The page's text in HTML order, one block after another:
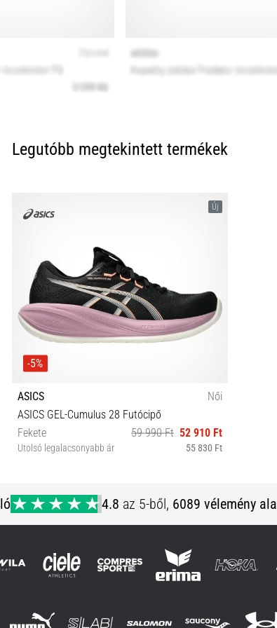
Legutóbb megtekintett termékek
Új
-5%
ASICS
Női
ASICS GEL-Cumulus 28 Futócipő
Fekete
59 990 Ft 52 910 Ft
Utolsó legalacsonyabb ár 55 830 Ft
4.8 az 5-ből, 6089 vélemény